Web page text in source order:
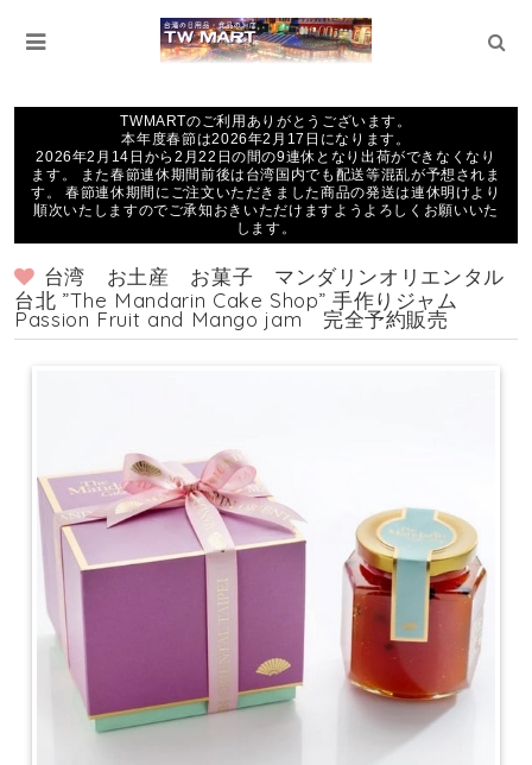
TWMARTのご利用ありがとうございます。
本年度春節は2026年2月17日になります。
2026年2月14日から2月22日の間の9連休となり出荷ができなくなり
ます。 また春節連休期間前後は台湾国内でも配送等混乱が予想されま
す。 春節連休期間にご注文いただきました商品の発送は連休明けより
順次いたしますのでご承知おきいただけますようよろしくお願いいた
します。
台湾 お土産 お菓子 マンダリンオリエンタル
台北 ”The Mandarin Cake Shop” 手作りジャム
Passion Fruit and Mango jam 完全予約販売